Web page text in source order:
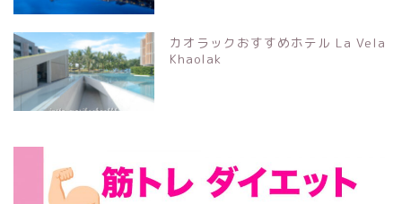
カオラックおすすめホテル La Vela
Khaolak